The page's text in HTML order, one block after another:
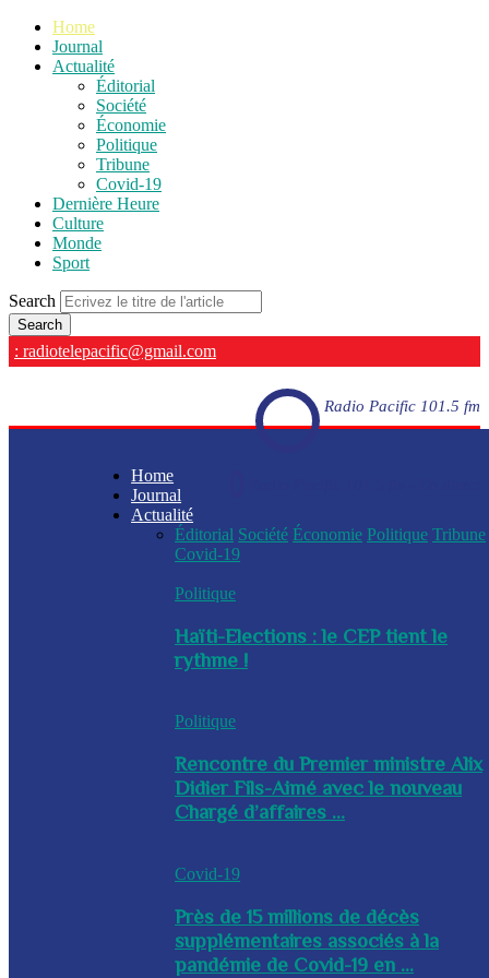
Home
Journal
Actualité
Éditorial
Société
Économie
Politique
Tribune
Covid-19
Dernière Heure
Culture
Monde
Sport
Search
: radiotelepacific@gmail.com
Radio Pacific 101.5 fm
Home
Journal
Actualité
Éditorial Société Économie Politique Tribune
Covid-19
Politique
Haïti-Elections : le CEP tient le
rythme !
Politique
Rencontre du Premier ministre Alix
Didier Fils-Aimé avec le nouveau
Chargé d’affaires ...
Covid-19
Près de 15 millions de décès
supplémentaires associés à la
pandémie de Covid-19 en ...